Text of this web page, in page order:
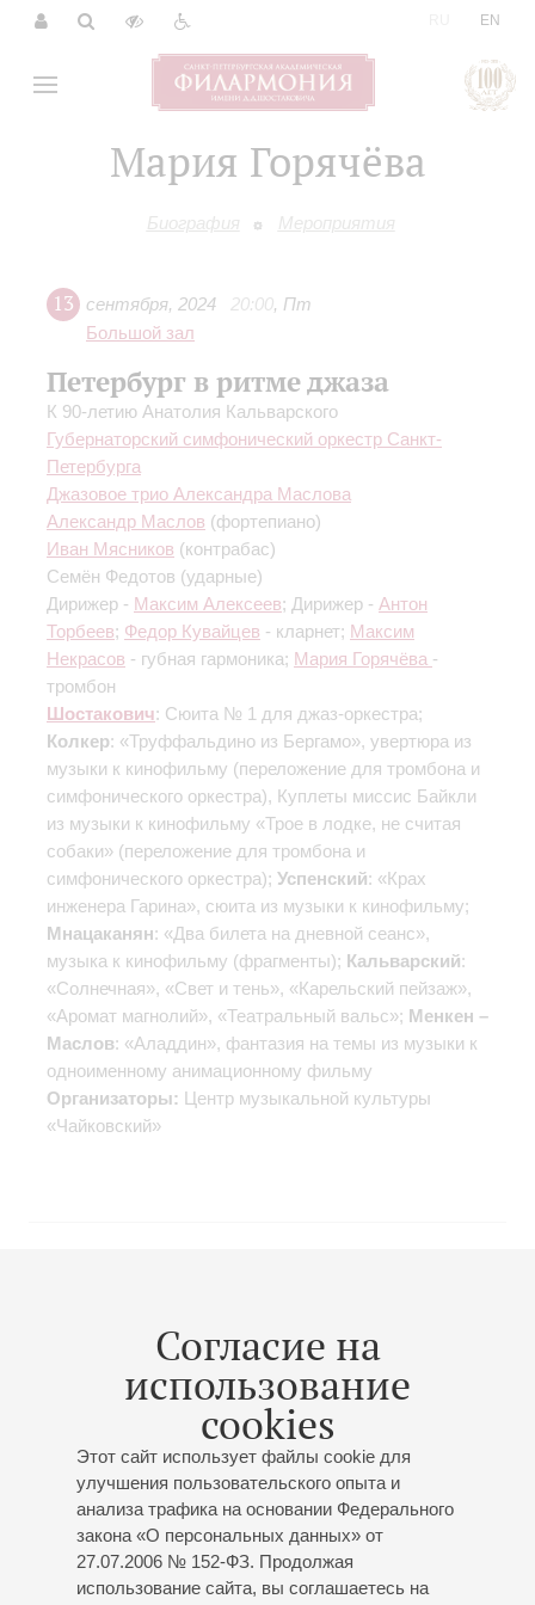
EN
Мария Горячёва
Биография Мероприятия
Согласие на
использование
cookies
Этот сайт использует файлы cookie для
улучшения пользовательского опыта и
анализа трафика на основании Федерального
закона «О персональных данных» от
27.07.2006 № 152-ФЗ. Продолжая
использование сайта, вы соглашаетесь на
13 сентября, 2024 20:00, Пт
Большой зал
Петербург в ритме джаза
К 90-летию Анатолия Кальварского
Губернаторский симфонический оркестр Санкт-
Петербурга
Джазовое трио Александра Маслова
Александр Маслов (фортепиано)
Иван Мясников (контрабас)
Семён Федотов (ударные)
Дирижер - Максим Алексеев; Дирижер - Антон
Торбеев; Федор Кувайцев - кларнет; Максим
Некрасов - губная гармоника; Мария Горячёва -
тромбон
Шостакович: Сюита № 1 для джаз-оркестра;
Колкер: «Труффальдино из Бергамо», увертюра из
музыки к кинофильму (переложение для тромбона и
симфонического оркестра), Куплеты миссис Байкли
из музыки к кинофильму «Трое в лодке, не считая
собаки» (переложение для тромбона и
симфонического оркестра); Успенский: «Крах
инженера Гарина», сюита из музыки к кинофильму;
Мнацаканян: «Два билета на дневной сеанс»,
музыка к кинофильму (фрагменты); Кальварский:
«Солнечная», «Свет и тень», «Карельский пейзаж»,
«Аромат магнолий», «Театральный вальс»; Менкен –
Маслов: «Аладдин», фантазия на темы из музыки к
одноименному анимационному фильму
Организаторы: Центр музыкальной культуры
«Чайковский»
«В форме и в джинсах»
Военная музыка и джаз
Общедоступный концерт
Адмиралтейский оркестр Ленинградской военно-
Валентин Лященко Александр Духов
кларнет;Мария Горячёва- тромбон;Вадим Довбык
гобой;Николай Богданов - кларнет
Римский-Корсаков: Концерт для тромбона и